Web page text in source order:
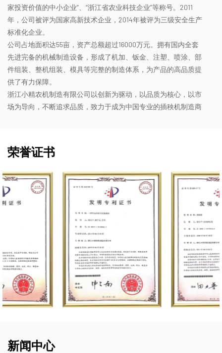
家投资价值的中小企业”、“浙江省农业科技企业”等称号。2011
年，公司被评为国家高新技术企业，2014年被评为三级安全生产
标准化企业。
公司占地面积达55亩，资产总额超过16000万元。拥有国内全套
先进完备的机械制造设备，形成了机加、钣金、注塑、喷涂、部
件组装、整机组装、模具等完整的制造体系，为产品的高品质提
供了有力保障。
浙江小精农机制造有限公司以创新为驱动，以品质为核心，以市
场为导向，不断追求品质，致力于成为中国专业的插秧机制造商
荣誉证书
新闻中心